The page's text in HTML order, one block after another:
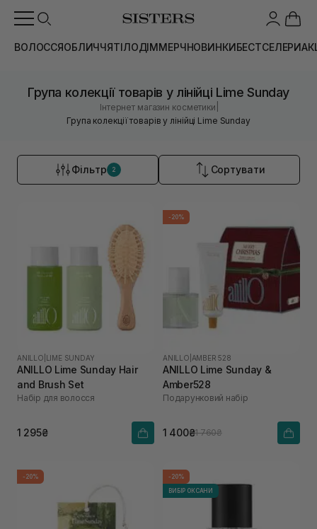
ВОЛОССЯОБЛИЧЧЯТІЛОДІММЕРЧНОВИНКИБЕСТСЕЛЕРИ
Група колекції товарів у лінійці Lime Sunday
Інтернет магазин косметики
Група колекції товарів у лінійці Lime Sunday
Фільтр 2 Сортувати
ANILLO LIME SUNDAY
ANILLO Lime Sunday Hair
and Brush Set
Набір для волосся
1 295₴
-20%
ANILLO AMBER 528
ANILLO Lime Sunday &
Amber528
Подарунковий набір
1 400₴1 760₴
-20%
-20%
ВИБІР ОКСАНИ